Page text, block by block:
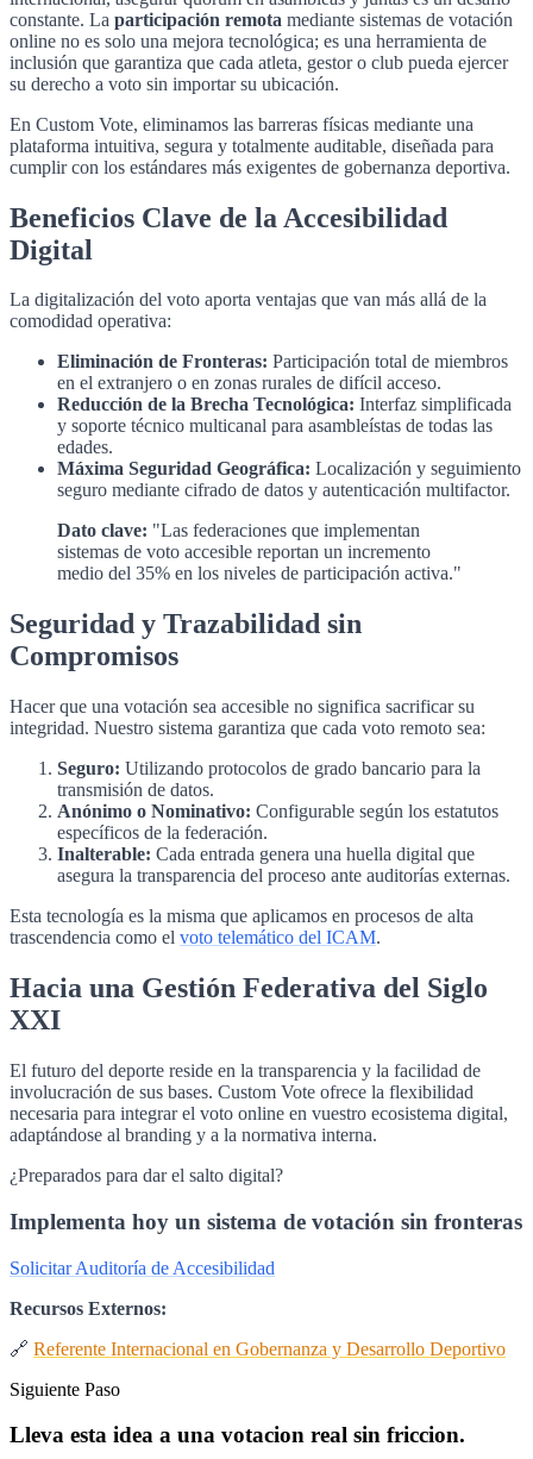
constante. La participación remota mediante sistemas de votación
online no es solo una mejora tecnológica; es una herramienta de
inclusión que garantiza que cada atleta, gestor o club pueda ejercer
su derecho a voto sin importar su ubicación.
En Custom Vote, eliminamos las barreras físicas mediante una
plataforma intuitiva, segura y totalmente auditable, diseñada para
cumplir con los estándares más exigentes de gobernanza deportiva.
Beneficios Clave de la Accesibilidad
Digital
La digitalización del voto aporta ventajas que van más allá de la
comodidad operativa:
Eliminación de Fronteras: Participación total de miembros
en el extranjero o en zonas rurales de difícil acceso.
Reducción de la Brecha Tecnológica: Interfaz simplificada
y soporte técnico multicanal para asambleístas de todas las
edades.
Máxima Seguridad Geográfica: Localización y seguimiento
seguro mediante cifrado de datos y autenticación multifactor.
Dato clave: "Las federaciones que implementan
sistemas de voto accesible reportan un incremento
medio del 35% en los niveles de participación activa."
Seguridad y Trazabilidad sin
Compromisos
Hacer que una votación sea accesible no significa sacrificar su
integridad. Nuestro sistema garantiza que cada voto remoto sea:
Seguro: Utilizando protocolos de grado bancario para la
transmisión de datos.
Anónimo o Nominativo: Configurable según los estatutos
específicos de la federación.
Inalterable: Cada entrada genera una huella digital que
asegura la transparencia del proceso ante auditorías externas.
Esta tecnología es la misma que aplicamos en procesos de alta
trascendencia como el voto telemático del ICAM.
Hacia una Gestión Federativa del Siglo
XXI
El futuro del deporte reside en la transparencia y la facilidad de
involucración de sus bases. Custom Vote ofrece la flexibilidad
necesaria para integrar el voto online en vuestro ecosistema digital,
adaptándose al branding y a la normativa interna.
¿Preparados para dar el salto digital?
Implementa hoy un sistema de votación sin fronteras
Solicitar Auditoría de Accesibilidad
Recursos Externos:
🔗 Referente Internacional en Gobernanza y Desarrollo Deportivo
Siguiente Paso
Lleva esta idea a una votacion real sin friccion.